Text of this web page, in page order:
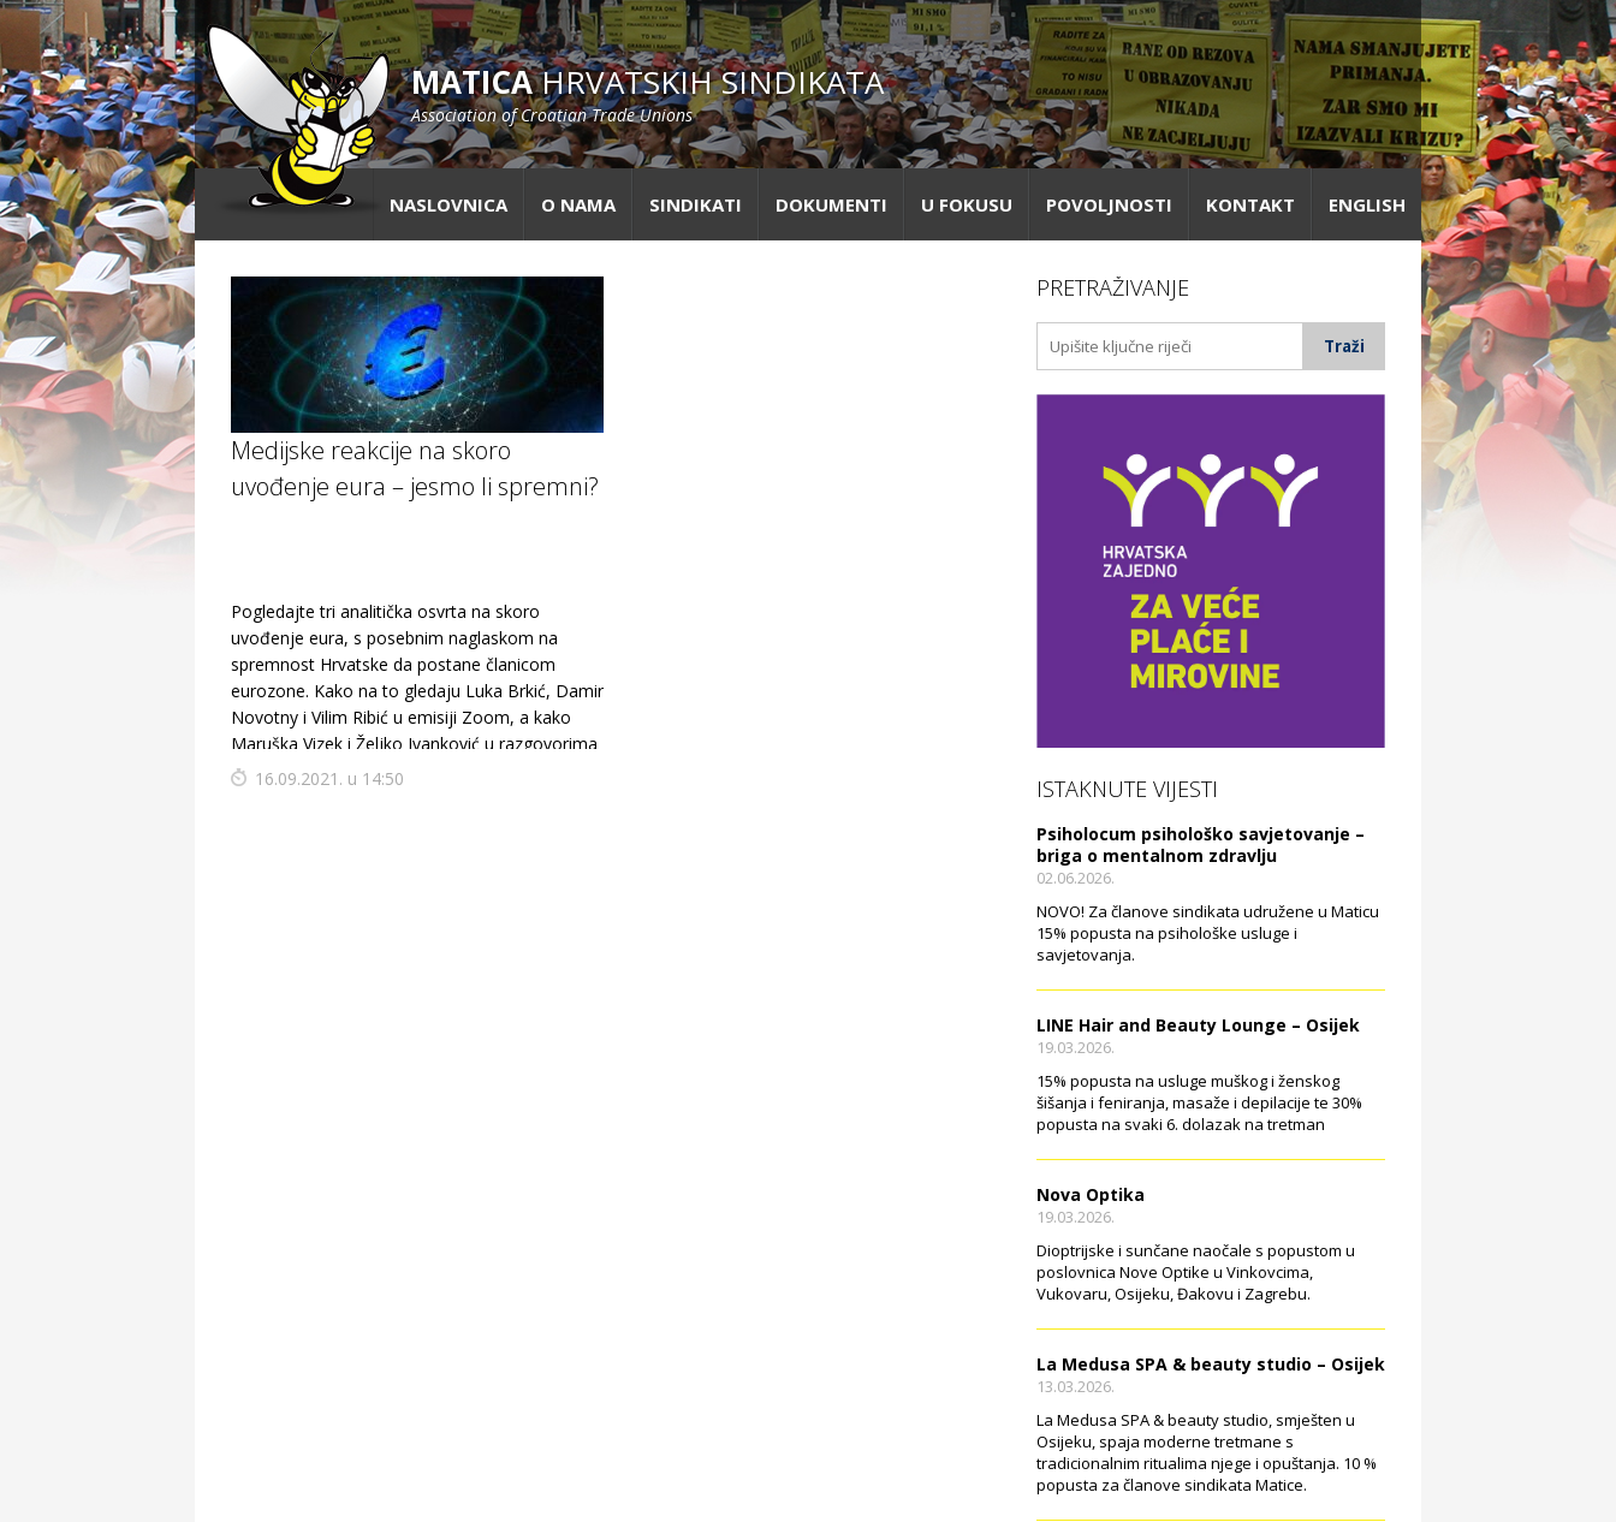
MATICAHRVATSKIH SINDIKATA
Association of Croatian Trade Unions
NASLOVNICA O NAMA SINDIKATI DOKUMENTI U FOKUSU POVOLJNOSTI KONTAKT ENGLISH
Medijske reakcije na skoro
uvođenje eura – jesmo li spremni?
Pogledajte tri analitička osvrta na skoro
uvođenje eura, s posebnim naglaskom na
spremnost Hrvatske da postane članicom
eurozone. Kako na to gledaju Luka Brkić, Damir
Novotny i Vilim Ribić u emisiji Zoom, a kako
Maruška Vizek i Željko Ivanković u razgovorima
za N116.09.2021. u 14:50
PRETRAŽIVANJE
ISTAKNUTE VIJESTI
Psiholocum psihološko savjetovanje –
briga o mentalnom zdravlju
02.06.2026.
NOVO! Za članove sindikata udružene u Maticu
15% popusta na psihološke usluge i
savjetovanja.
LINE Hair and Beauty Lounge – Osijek
19.03.2026.
15% popusta na usluge muškog i ženskog
šišanja i feniranja, masaže i depilacije te 30%
popusta na svaki 6. dolazak na tretman
Nova Optika
19.03.2026.
Dioptrijske i sunčane naočale s popustom u
poslovnica Nove Optike u Vinkovcima,
Vukovaru, Osijeku, Đakovu i Zagrebu.
La Medusa SPA & beauty studio – Osijek
13.03.2026.
La Medusa SPA & beauty studio, smješten u
Osijeku, spaja moderne tretmane s
tradicionalnim ritualima njege i opuštanja. 10 %
popusta za članove sindikata Matice.